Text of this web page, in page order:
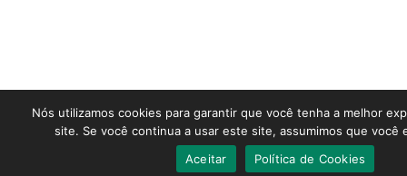
Nós utilizamos cookies para garantir que você tenha a melhor
site. Se você continua a usar este site, assumimos que você
Aceitar
Política de Cookies